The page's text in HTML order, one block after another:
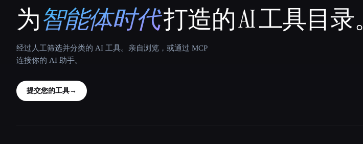
That AI Collection
为智能体时代打造的 AI 工具目录。
经过人工筛选并分类的 AI 工具。亲自浏览，或通过 MCP
连接你的 AI 助手。
提交您的工具→